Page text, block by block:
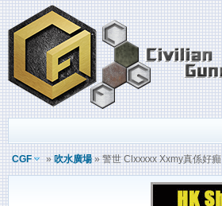
CGF »吹水廣場» 警世 Clxxxxx Xxmy真係好癲